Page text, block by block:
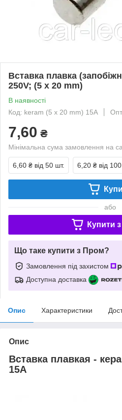
Вставка плавка
250V; (5 x 20 mm)
В наявності
Код: keram (5 x 20 mm) 15A
Опт
7,60 ₴
Мінімальна сума замовлення на
6,60 ₴ від 50 шт. 6,20 ₴ від
або
Купити з
Що таке купити з Пром?
Замовлення під захистом
Доступна доставка
Опис Характеристики
Опис
Вставка плавкая -
15A